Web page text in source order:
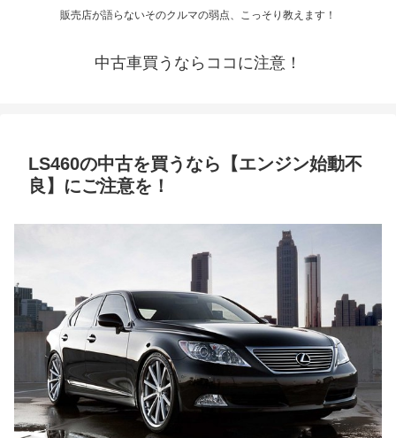
販売店が語らないそのクルマの弱点、こっそり教えます！
中古車買うならココに注意！
LS460の中古を買うなら【エンジン始動不
良】にご注意を！